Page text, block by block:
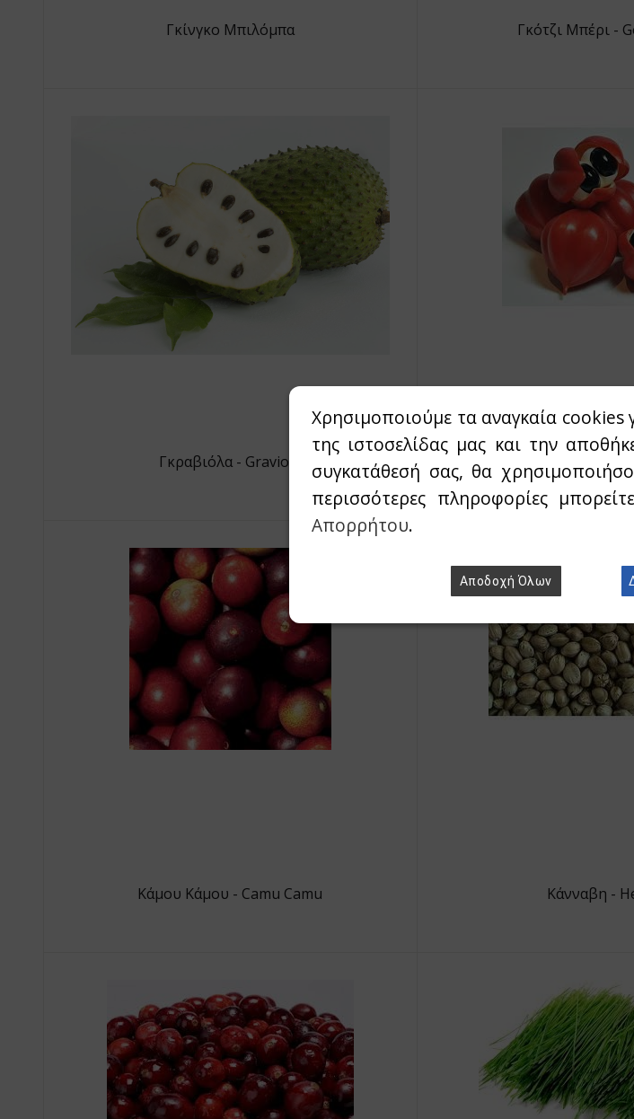
Γκίνγκο Μπιλόμπα Γκότζι Μπέρι -
Γκραβιόλα - Graviola Γκουαρανα -
Κάμου Κάμου - Camu Camu Κάνναβη -
Χρησιμοποιούμε τα αναγκαία cookies
της ιστοσελίδας μας και την
συγκατάθεσή σας, θα
περισσότερες πληροφορίες
Απορρήτου.
Αποδοχή Όλων